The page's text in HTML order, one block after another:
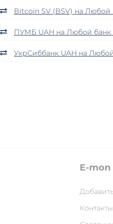
Bitcoin SV (BSV) на Любой
ПУМБ UAH на Любой банк
УкрСиббанк UAH на
E-mon
Контакты